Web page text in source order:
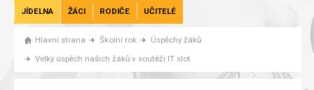
JÍDELNA ŽÁCI RODIČE UČITELÉ
Hlavní strana Školní rok
Úspěchy žáků
Velký úspěch našich žáků v soutěži IT slot